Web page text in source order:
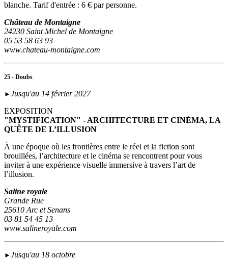
blanche. Tarif d'entrée : 6 € par personne.
Château de Montaigne
24230 Saint Michel de Montaigne
05 53 58 63 93
www.chateau-montaigne.com
25 - Doubs
► Jusqu'au 14 février 2027
EXPOSITION
"MYSTIFICATION" - ARCHITECTURE ET CINÉMA, LA
QUÊTE DE L’ILLUSION
À une époque où les frontières entre le réel et la fiction sont
brouillées, l’architecture et le cinéma se rencontrent pour vous
inviter à une expérience visuelle immersive à travers l’art de
l’illusion.
Saline royale
Grande Rue
25610 Arc et Senans
03 81 54 45 13
www.salineroyale.com
► Jusqu'au 18 octobre